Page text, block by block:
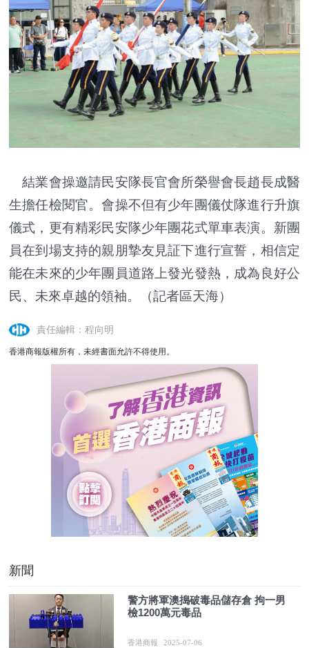
結業會操邀請民安隊長官會所榮譽會長趙長成醫
生擔任檢閱官。會操不但有少年團儀仗隊進行升旗
儀式，更有精彩民安隊少年團花式單車表演。新團
員在到場支持的親朋摯友見証下進行宣誓，相信定
能在未來的少年團員道路上發光發熱，成為良好公
民、未來卓越的領袖。（記者區天海）
責任編輯：程向明
香港商報版權所有，未經書面允許不得使用。
新聞
警方將軍澳搗破毒品儲存倉 拘一男
檢1200萬元毒品
香港商報 2025-07-06